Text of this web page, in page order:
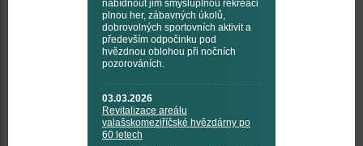
nabídnout jim smysluplnou rekreaci
plnou her, zábavných úkolů,
dobrovolných sportovních aktivit a
především odpočinku pod
hvězdnou oblohou při nočních
pozorováních.
03.03.2026
Revitalizace areálu
valašskomeziříčské hvězdárny po
60 letech